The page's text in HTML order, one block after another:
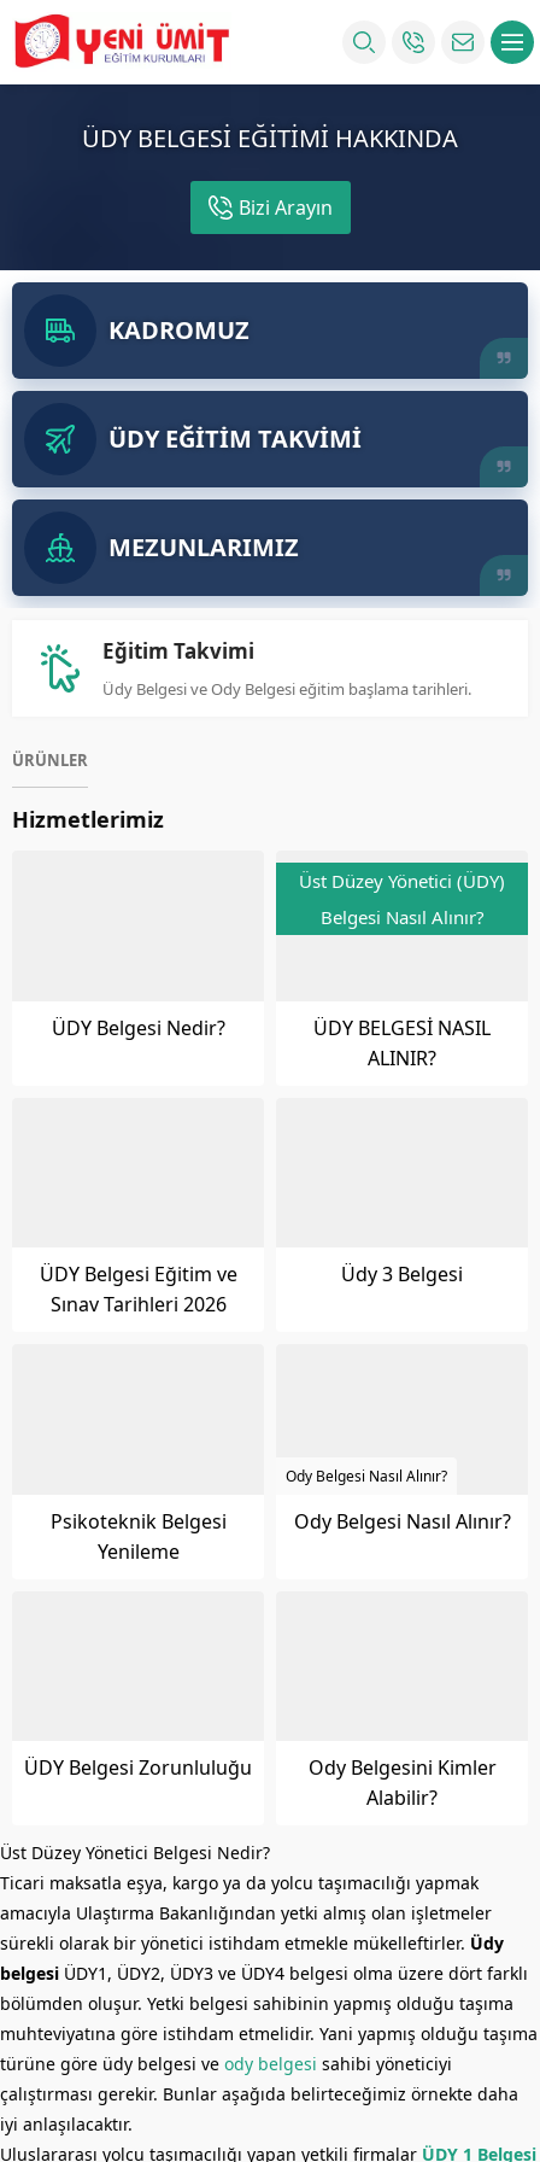
ÜDY BELGESİ EĞİTİMİ HAKKINDA
Bizi Arayın
KADROMUZ
ÜDY EĞİTİM TAKVİMİ
MEZUNLARIMIZ
Eğitim Takvimi
Üdy Belgesi ve Ody Belgesi eğitim başlama tarihleri.
ÜRÜNLER
Hizmetlerimiz
ÜDY Belgesi Nedir?
Üst Düzey Yönetici (ÜDY)
Belgesi Nasıl Alınır?
ÜDY BELGESİ NASIL
ALINIR?
ÜDY Belgesi Eğitim ve
Sınav Tarihleri 2026
Üdy 3 Belgesi
Psikoteknik Belgesi
Yenileme
Ody Belgesi Nasıl Alınır?
Ody Belgesi Nasıl Alınır?
ÜDY Belgesi Zorunluluğu
Ody Belgesini Kimler
Alabilir?
Üst Düzey Yönetici Belgesi Nedir?
Ticari maksatla eşya, kargo ya da yolcu taşımacılığı yapmak
amacıyla Ulaştırma Bakanlığından yetki almış olan işletmeler
sürekli olarak bir yönetici istihdam etmekle mükelleftirler. Üdy
belgesi ÜDY1, ÜDY2, ÜDY3 ve ÜDY4 belgesi olma üzere dört farklı
bölümden oluşur. Yetki belgesi sahibinin yapmış olduğu taşıma
muhteviyatına göre istihdam etmelidir. Yani yapmış olduğu taşıma
türüne göre üdy belgesi ve ody belgesi sahibi yöneticiyi
çalıştırması gerekir. Bunlar aşağıda belirteceğimiz örnekte daha
iyi anlaşılacaktır.
Uluslararası yolcu taşımacılığı yapan yetkili firmalar ÜDY 1 Belgesi